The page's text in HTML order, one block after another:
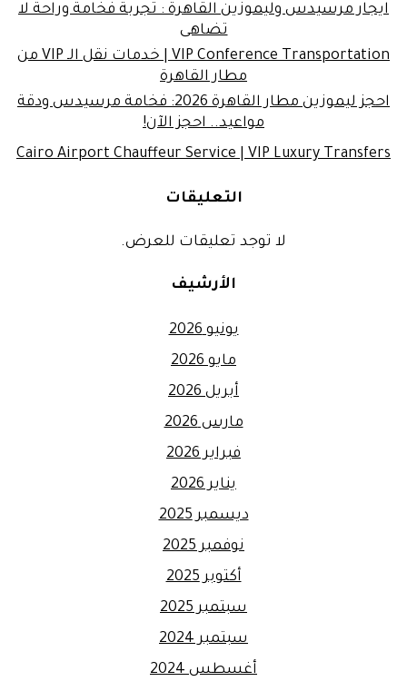
ايجار مرسيدس وليموزين القاهرة : تجربة فخامة وراحة لا
تضاهى
VIP Conference Transportation | خدمات نقل الـ VIP من
مطار القاهرة
احجز ليموزين مطار القاهرة 2026: فخامة مرسيدس ودقة
مواعيد.. احجز الآن!
Cairo Airport Chauffeur Service | VIP Luxury Transfers
التعليقات
لا توجد تعليقات للعرض.
الأرشيف
يونيو 2026
مايو 2026
أبريل 2026
مارس 2026
فبراير 2026
يناير 2026
ديسمبر 2025
نوفمبر 2025
أكتوبر 2025
سبتمبر 2025
سبتمبر 2024
أغسطس 2024